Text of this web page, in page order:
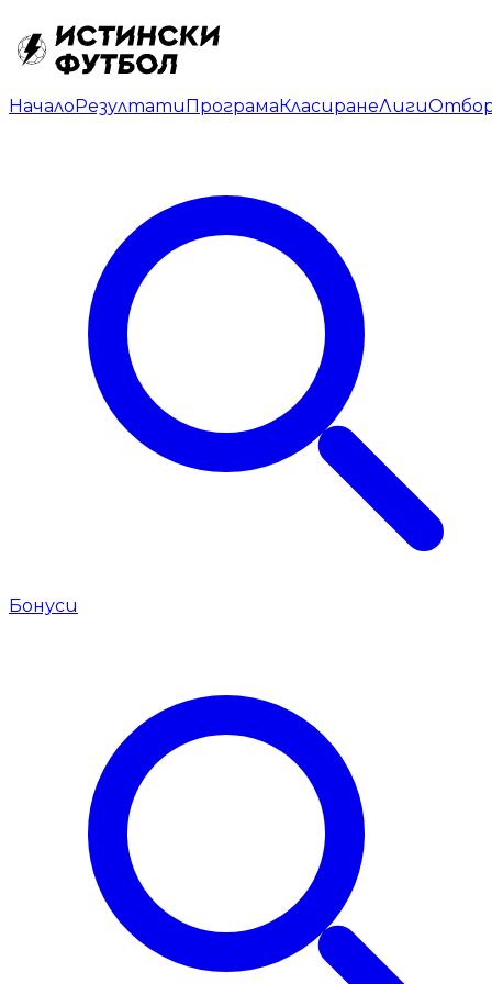
НачалоРезултатиПрограмаКласиранеЛиги
Бонуси